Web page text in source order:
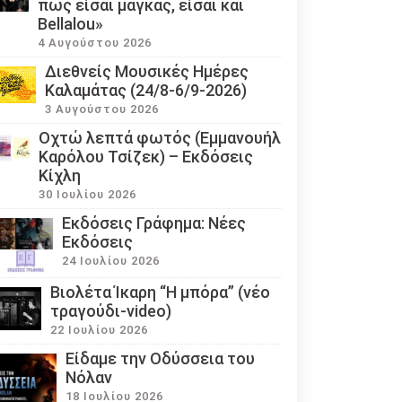
πως είσαι μάγκας, είσαι και
Bellalou»
4 Αυγούστου 2026
Διεθνείς Μουσικές Ημέρες
Καλαμάτας (24/8-6/9-2026)
3 Αυγούστου 2026
Οχτώ λεπτά φωτός (Εμμανουήλ
Καρόλου Τσίζεκ) – Εκδόσεις
Κίχλη
30 Ιουλίου 2026
Εκδόσεις Γράφημα: Νέες
Εκδόσεις
24 Ιουλίου 2026
Βιολέτα Ίκαρη “Η μπόρα” (νέο
τραγούδι-video)
22 Ιουλίου 2026
Eίδαμε την Οδύσσεια του
Νόλαν
18 Ιουλίου 2026